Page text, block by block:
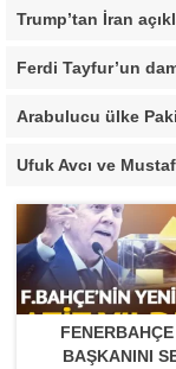
Ferdi Tayfur’un
BAŞKANINI